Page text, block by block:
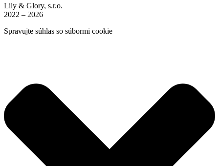
Lily & Glory, s.r.o.
2022 – 2026
Spravujte súhlas so súbormi cookie